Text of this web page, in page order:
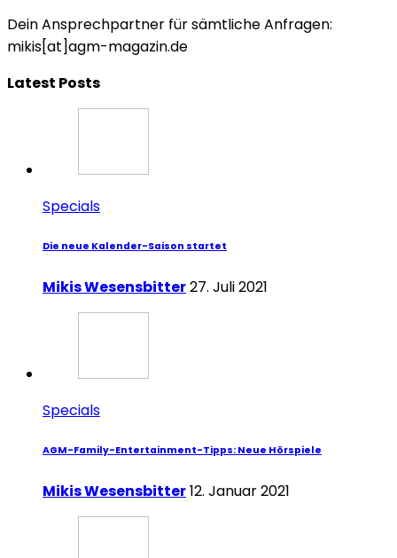
Dein Ansprechpartner für sämtliche Anfragen:
mikis[at]agm-magazin.de
Latest Posts
Specials
Die neue Kalender-Saison startet
Mikis Wesensbitter27. Juli 2021
Specials
AGM-Family-Entertainment-Tipps: Neue Hörspiele
Mikis Wesensbitter12. Januar 2021